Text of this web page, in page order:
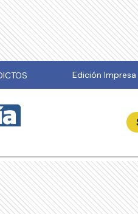
Edición Impresa